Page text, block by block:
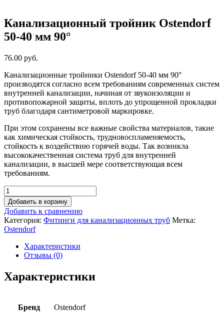
Канализационный тройник Ostendorf
50-40 мм 90°
76.00 руб.
Канализационные тройники Ostendorf 50-40 мм 90°
производятся согласно всем требованиям современных систем
внутренней канализации, начиная от звукоизоляции и
противопожарной защиты, вплоть до упрощенной прокладки
труб благодаря сантиметровой маркировке.
При этом сохранены все важные свойства материалов, такие
как химическая стойкость, трудновоспламеняемость,
стойкость к воздействию горячей воды. Так возникла
высококачественная система труб для внутренней
канализации, в высшей мере соответствующая всем
требованиям.
Добавить в корзину
Добавить к сравнению
Категория: Фитинги для канализационных труб Метка:
Ostendorf
Характеристики
Отзывы (0)
Характеристики
Бренд Ostendorf